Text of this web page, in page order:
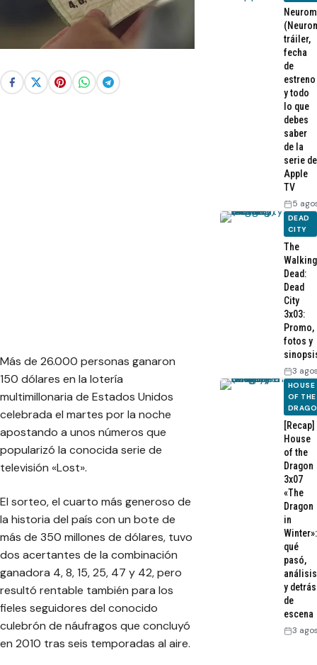
Más de 26.000 personas ganaron
150 dólares en la lotería
multimillonaria de Estados Unidos
celebrada el martes por la noche
apostando a unos números que
popularizó la conocida serie de
televisión «Lost».
El sorteo, el cuarto más generoso de
la historia del país con un bote de
más de 350 millones de dólares, tuvo
dos acertantes de la combinación
ganadora 4, 8, 15, 25, 47 y 42, pero
resultó rentable también para los
fieles seguidores del conocido
culebrón de náufragos que concluyó
en 2010 tras seis temporadas al aire.
tráiler,
fecha
de
estreno
y todo
lo que
debes
saber
de la
serie de
Apple
TV
5
DEAD
CITY
The
Walking
Dead:
Dead
City
3x03:
Promo,
fotos y
3
HOUSE
OF THE
[Recap]
House
of the
Dragon
3x07
«The
Dragon
in
Winter»:
qué
pasó,
análisis
y detrás
de
escena
3